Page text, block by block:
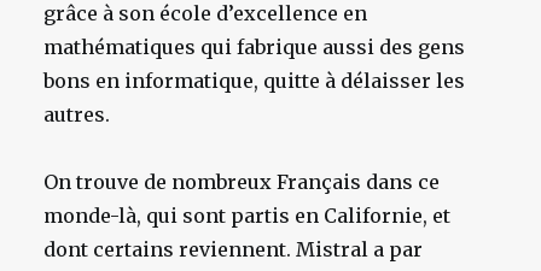
grâce à son école d’excellence en
mathématiques qui fabrique aussi des gens
bons en informatique, quitte à délaisser les
autres.
On trouve de nombreux Français dans ce
monde-là, qui sont partis en Californie, et
dont certains reviennent. Mistral a par